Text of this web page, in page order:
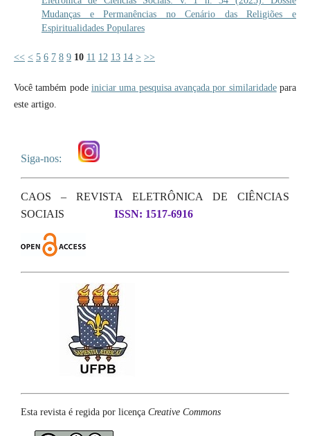
Mudanças e Permanências no Cenário das Religiões e
Espiritualidades Populares
<< < 5 6 7 8 9 10 11 12 13 14 > >>
Você também pode iniciar uma pesquisa avançada por similaridadepara
este artigo.
Siga-nos:
CAOS – REVISTA ELETRÔNICA DE CIÊNCIAS
SOCIAIS
ISSN: 1517-6916
Esta revista é regida por licença Creative Commons